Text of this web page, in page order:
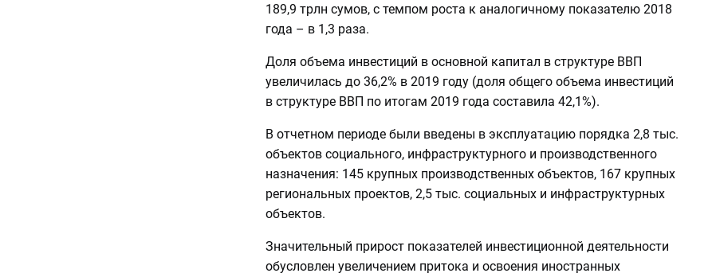
189,9 трлн сумов, с темпом роста к аналогичному показателю 2018
года – в 1,3 раза.
Доля объема инвестиций в основной капитал в структуре ВВП
увеличилась до 36,2% в 2019 году (доля общего объема инвестиций
в структуре ВВП по итогам 2019 года составила 42,1%).
В отчетном периоде были введены в эксплуатацию порядка 2,8 тыс.
объектов социального, инфраструктурного и производственного
назначения: 145 крупных производственных объектов, 167 крупных
региональных проектов, 2,5 тыс. социальных и инфраструктурных
объектов.
Значительный прирост показателей инвестиционной деятельности
обусловлен увеличением притока и освоения иностранных